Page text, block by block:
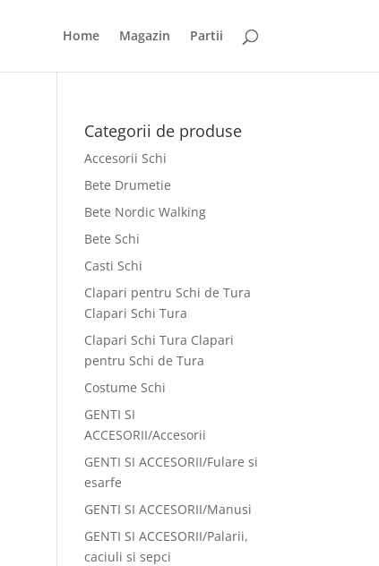
Home Magazin Partii
Categorii de produse
Accesorii Schi
Bete Drumetie
Bete Nordic Walking
Bete Schi
Casti Schi
Clapari pentru Schi de Tura
Clapari Schi Tura
Clapari Schi Tura Clapari
pentru Schi de Tura
Costume Schi
GENTI SI
ACCESORII/Accesorii
GENTI SI ACCESORII/Fulare si
esarfe
GENTI SI ACCESORII/Manusi
GENTI SI ACCESORII/Palarii,
caciuli si sepci